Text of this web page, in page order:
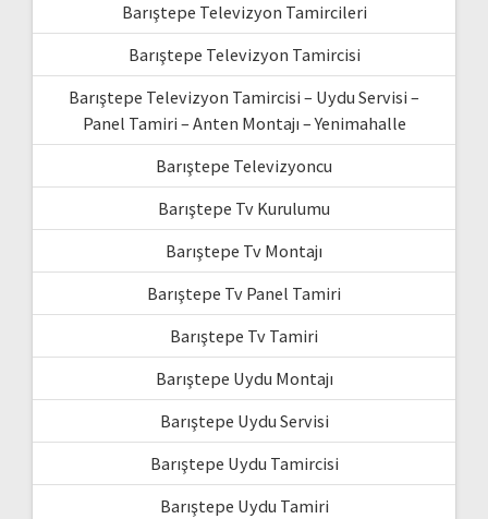
Barıştepe Televizyon Tamircileri
Barıştepe Televizyon Tamircisi
Barıştepe Televizyon Tamircisi – Uydu Servisi –
Panel Tamiri – Anten Montajı – Yenimahalle
Barıştepe Televizyoncu
Barıştepe Tv Kurulumu
Barıştepe Tv Montajı
Barıştepe Tv Panel Tamiri
Barıştepe Tv Tamiri
Barıştepe Uydu Montajı
Barıştepe Uydu Servisi
Barıştepe Uydu Tamircisi
Barıştepe Uydu Tamiri